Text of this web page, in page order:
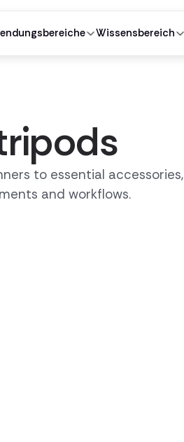
Wissensbereich
to essential accessories,
and workflows.